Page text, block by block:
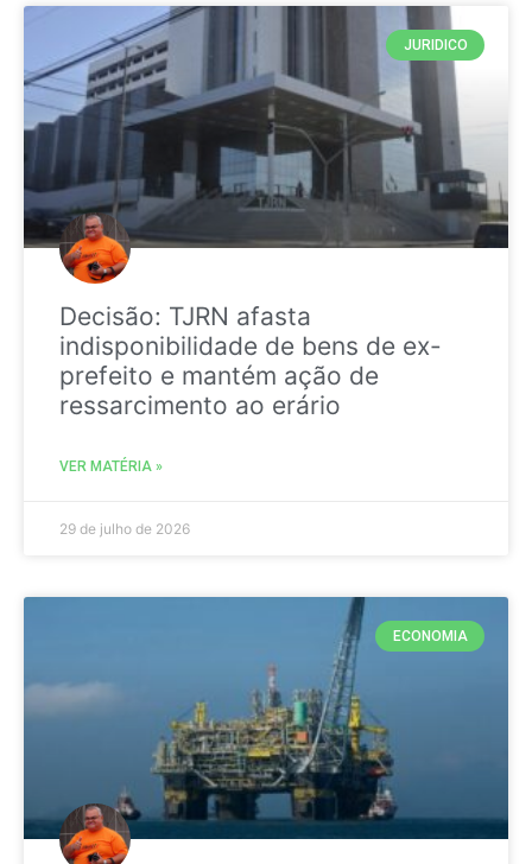
JURIDICO
Decisão: TJRN afasta
indisponibilidade de bens de ex-
prefeito e mantém ação de
ressarcimento ao erário
VER MATÉRIA »
29 de julho de 2026
ECONOMIA